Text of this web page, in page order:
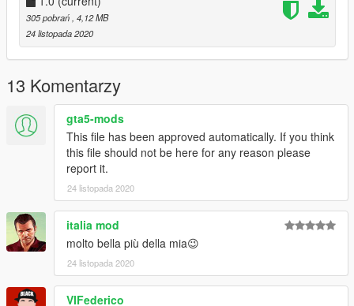
municipale-2/
305 pobrań , 4,12 MB
24 listopada 2020
13 Komentarzy
gta5-mods
This file has been approved automatically. If you think
this file should not be here for any reason please
report it.
24 listopada 2020
italia mod
molto bella più della mia😉
24 listopada 2020
VIFederico